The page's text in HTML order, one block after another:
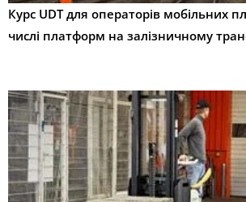
Курс UDT для операторів мобільних
числі платформ на залізничному